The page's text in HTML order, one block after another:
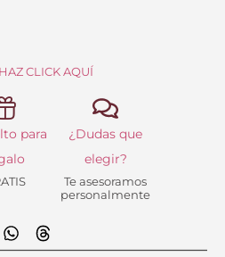
HAZ CLICK AQUÍ
para
¿Dudas que
elegir?
Te asesoramos
personalmente